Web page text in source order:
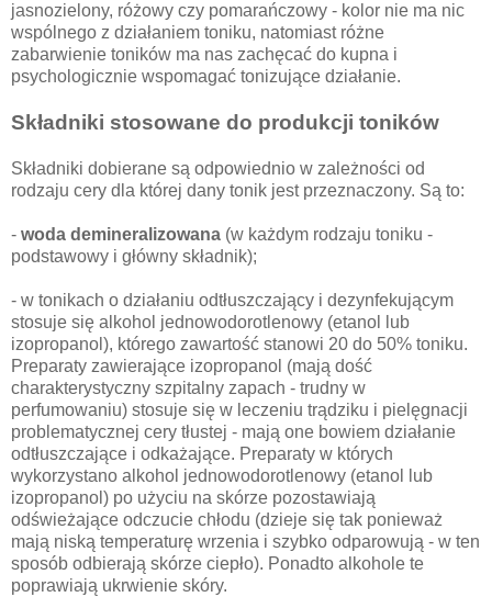
jasnozielony, różowy czy pomarańczowy - kolor nie ma nic
wspólnego z działaniem toniku, natomiast różne
zabarwienie toników ma nas zachęcać do kupna i
psychologicznie wspomagać tonizujące działanie.
Składniki stosowane do produkcji toników
Składniki dobierane są odpowiednio w zależności od
rodzaju cery dla której dany tonik jest przeznaczony. Są to:
- woda demineralizowana (w każdym rodzaju toniku -
podstawowy i główny składnik);
- w tonikach o działaniu odtłuszczający i dezynfekującym
stosuje się alkohol jednowodorotlenowy (etanol lub
izopropanol), którego zawartość stanowi 20 do 50% toniku.
Preparaty zawierające izopropanol (mają dość
charakterystyczny szpitalny zapach - trudny w
perfumowaniu) stosuje się w leczeniu trądziku i pielęgnacji
problematycznej cery tłustej - mają one bowiem działanie
odtłuszczające i odkażające. Preparaty w których
wykorzystano alkohol jednowodorotlenowy (etanol lub
izopropanol) po użyciu na skórze pozostawiają
odświeżające odczucie chłodu (dzieje się tak ponieważ
mają niską temperaturę wrzenia i szybko odparowują - w ten
sposób odbierają skórze ciepło). Ponadto alkohole te
poprawiają ukrwienie skóry.